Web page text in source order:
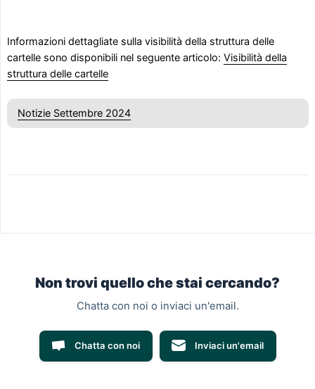
Informazioni dettagliate sulla visibilità della struttura delle
cartelle sono disponibili nel seguente articolo: Visibilità della
struttura delle cartelle
Notizie Settembre 2024
Non trovi quello che stai cercando?
Chatta con noi o inviaci un'email.
Chatta con noi Inviaci un'email